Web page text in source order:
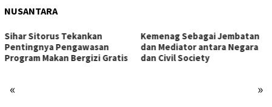
NUSANTARA
« »
Sihar Sitorus Tekankan
Pentingnya Pengawasan
Program Makan Bergizi Gratis
Kemenag Sebagai Jembatan
dan Mediator antara Negara
dan Civil Society